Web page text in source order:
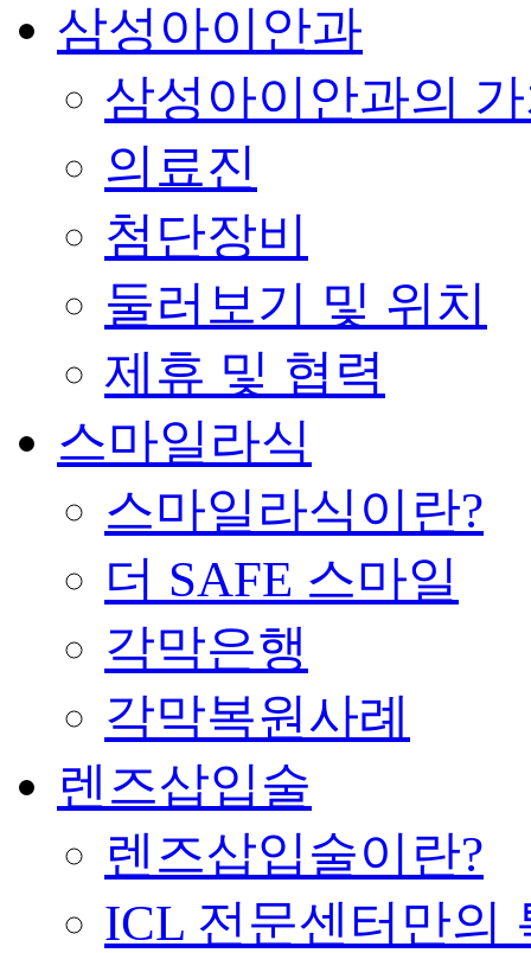
삼성아이안과
삼성아이안과의
의료진
첨단장비
둘러보기 및 위치
제휴 및 협력
스마일라식
스마일라식이란?
더 SAFE 스마일
각막은행
각막복원사례
렌즈삽입술
렌즈삽입술이란?
ICL 전문센터만의